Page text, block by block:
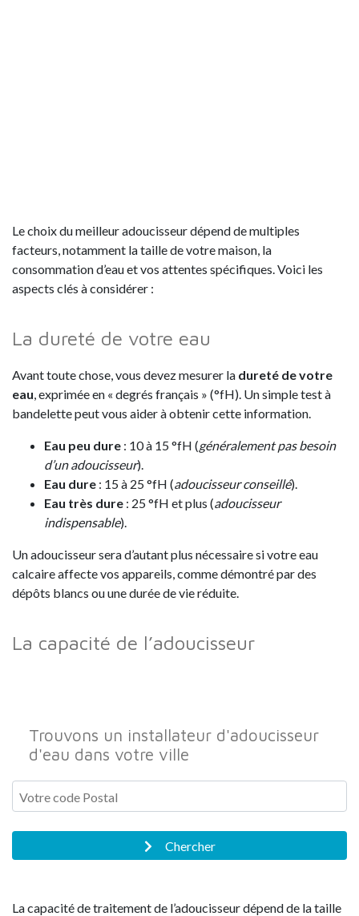
Le choix du meilleur adoucisseur dépend de multiples
facteurs, notamment la taille de votre maison, la
consommation d’eau et vos attentes spécifiques. Voici les
aspects clés à considérer :
La dureté de votre eau
Avant toute chose, vous devez mesurer la dureté de votre
eau , exprimée en « degrés français » (°fH). Un simple test à
bandelette peut vous aider à obtenir cette information.
Eau peu dure : 10 à 15 °fH (généralement pas besoin
d’un adoucisseur).
Eau dure : 15 à 25 °fH (adoucisseur conseillé).
Eau très dure : 25 °fH et plus (adoucisseur
indispensable).
Un adoucisseur sera d’autant plus nécessaire si votre eau
calcaire affecte vos appareils, comme démontré par des
dépôts blancs ou une durée de vie réduite.
La capacité de l’adoucisseur
Trouvons un installateur d'adoucisseur
d'eau dans votre ville
Chercher
La capacité de traitement de l’adoucisseur dépend de la taille